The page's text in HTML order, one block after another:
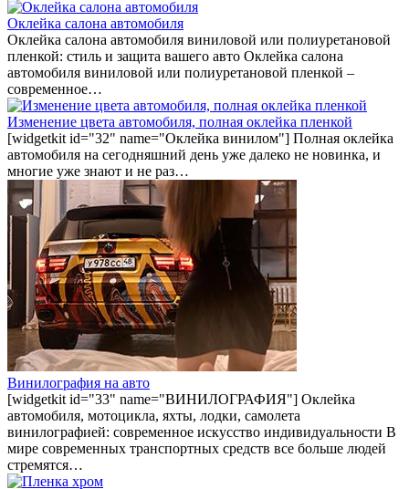
Оклейка салона автомобиля
Оклейка салона автомобиля виниловой или полиуретановой
пленкой: стиль и защита вашего авто Оклейка салона
автомобиля виниловой или полиуретановой пленкой –
современное…
Изменение цвета автомобиля, полная оклейка пленкой
[widgetkit id="32" name="Оклейка винилом"] Полная оклейка
автомобиля на сегодняшний день уже далеко не новинка, и
многие уже знают и не раз…
Винилография на авто
[widgetkit id="33" name="ВИНИЛОГРАФИЯ"] Оклейка
автомобиля, мотоцикла, яхты, лодки, самолета
винилографией: современное искусство индивидуальности В
мире современных транспортных средств все больше людей
стремятся…